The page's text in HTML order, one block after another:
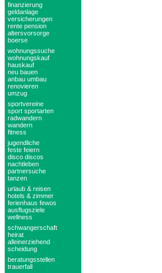
finanzierung
geldanlage
versicherungen
rente pension
altersvorsorge
boerse
wohnungssuche
wohnungskauf
hauskauf
neu bauen
anbau umbau
renovieren
umzug
sportvereine
sport sportarten
radwandern
wandern
fitness
jugendliche
feste feiern
disco discos
nachtleben
partnersuche
tanzen
urlaub & reisen
hotels & zimmer
ferienhaus fewos
ausflugsziele
wellness
schwangerschaft
heirat
alleinerziehend
scheidung
beratungsstellen
trauerfall